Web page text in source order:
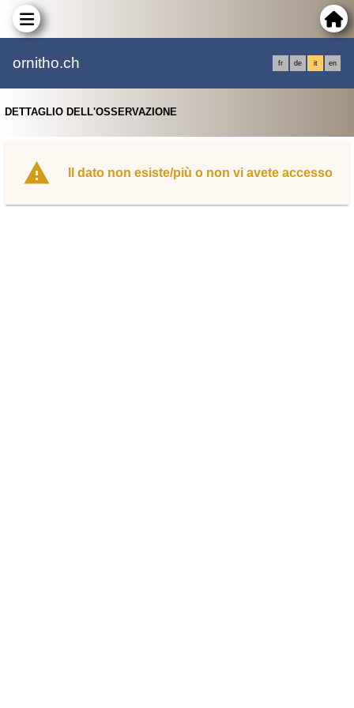
ornitho.ch fr de it en
DETTAGLIO DELL'OSSERVAZIONE
Il dato non esiste/più o non vi avete accesso